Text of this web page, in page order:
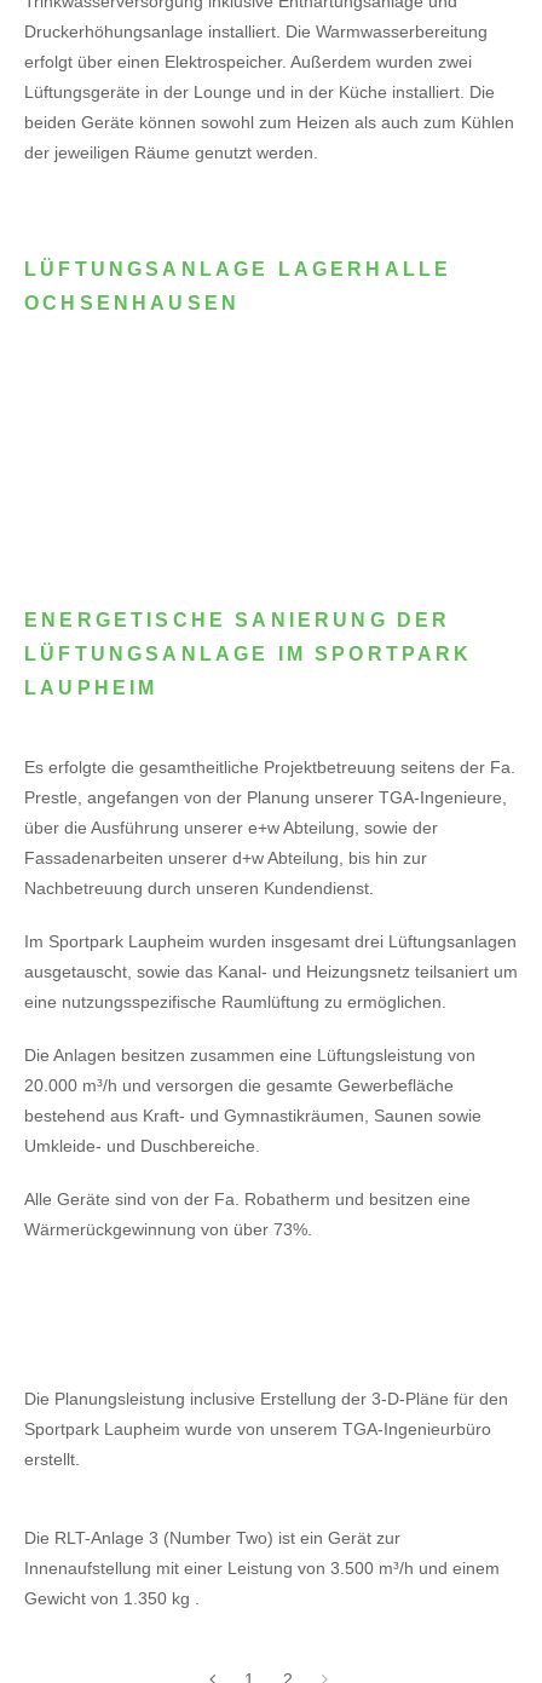
Druckerhöhungsanlage installiert. Die Warmwasserbereitung
erfolgt über einen Elektrospeicher. Außerdem wurden zwei
Lüftungsgeräte in der Lounge und in der Küche installiert. Die
beiden Geräte können sowohl zum Heizen als auch zum Kühlen
der jeweiligen Räume genutzt werden.
LÜFTUNGSANLAGE LAGERHALLE
OCHSENHAUSEN
ENERGETISCHE SANIERUNG DER
LÜFTUNGSANLAGE IM SPORTPARK
LAUPHEIM
Es erfolgte die gesamtheitliche Projektbetreuung seitens der Fa.
Prestle, angefangen von der Planung unserer TGA-Ingenieure,
über die Ausführung unserer e+w Abteilung, sowie der
Fassadenarbeiten unserer d+w Abteilung, bis hin zur
Nachbetreuung durch unseren Kundendienst.
Im Sportpark Laupheim wurden insgesamt drei Lüftungsanlagen
ausgetauscht, sowie das Kanal- und Heizungsnetz teilsaniert um
eine nutzungsspezifische Raumlüftung zu ermöglichen.
Die Anlagen besitzen zusammen eine Lüftungsleistung von
20.000 m³/h und versorgen die gesamte Gewerbefläche
bestehend aus Kraft- und Gymnastikräumen, Saunen sowie
Umkleide- und Duschbereiche.
Alle Geräte sind von der Fa. Robatherm und besitzen eine
Wärmerückgewinnung von über 73%.
Die Planungsleistung inclusive Erstellung der 3-D-Pläne für den
Sportpark Laupheim wurde von unserem TGA-Ingenieurbüro
erstellt.
Die RLT-Anlage 3 (Number Two) ist ein Gerät zur
Innenaufstellung mit einer Leistung von 3.500 m³/h und einem
Gewicht von 1.350 kg .